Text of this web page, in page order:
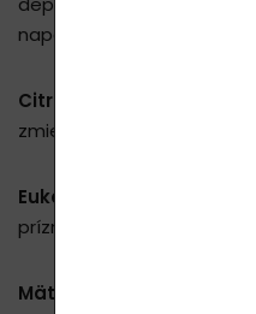
depresie, nepokoja,
napätia.
Citrónový olej
-
zmierňuje tráviace
Eukalyptus
príznaky prechladnutia a
Mäta pieporná
-